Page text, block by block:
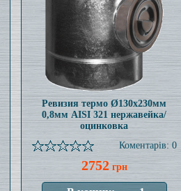
Ревизия термо Ø130x230мм
0,8мм AISI 321 нержавейка/
оцинковка
Коментарів: 0
2752грн